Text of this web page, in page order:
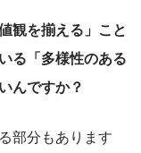
観を揃える」こと
る「多様性のある
んですか？
部分もあります